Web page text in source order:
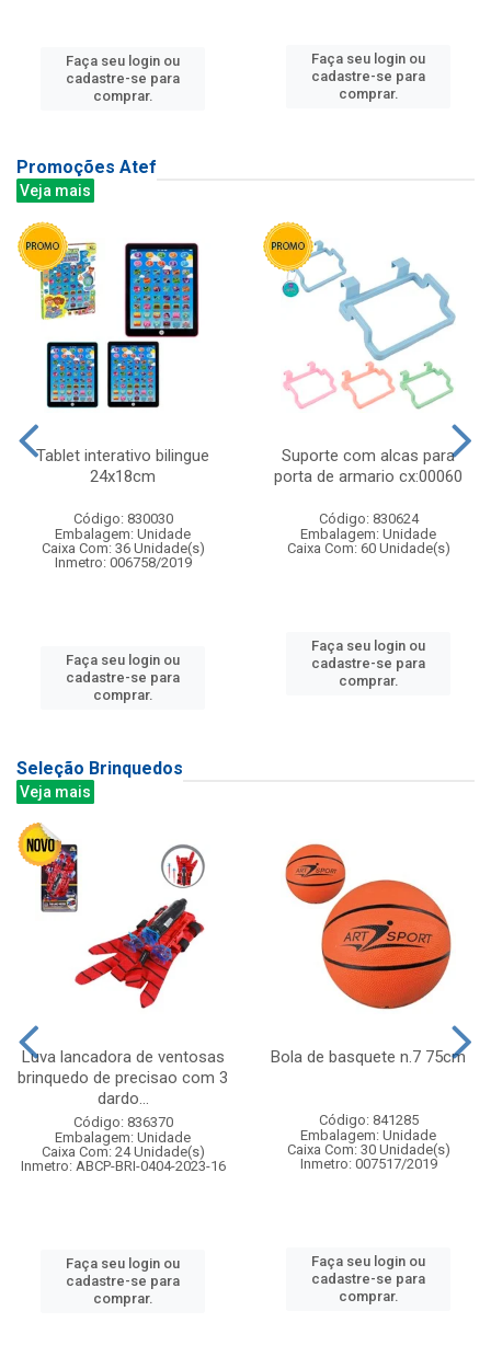
Faça seu login ou
cadastre-se para
comprar.
Faça seu login ou
cadastre-se para
comprar.
Promoções Atef
Veja mais
Tablet interativo bilingue
24x18cm
Código: 830030
Embalagem: Unidade
Caixa Com: 36 Unidade(s)
Inmetro: 006758/2019
Faça seu login ou
cadastre-se para
comprar.
Suporte com alcas para
porta de armario cx:00060
Código: 830624
Embalagem: Unidade
Caixa Com: 60 Unidade(s)
Faça seu login ou
cadastre-se para
comprar.
Seleção Brinquedos
Veja mais
Luva lancadora de ventosas
brinquedo de precisao com 3
dardo...
Código: 836370
Embalagem: Unidade
Caixa Com: 24 Unidade(s)
Inmetro: ABCP-BRI-0404-2023-16
Faça seu login ou
cadastre-se para
comprar.
Bola de basquete n.7 75cm
Código: 841285
Embalagem: Unidade
Caixa Com: 30 Unidade(s)
Inmetro: 007517/2019
Faça seu login ou
cadastre-se para
comprar.